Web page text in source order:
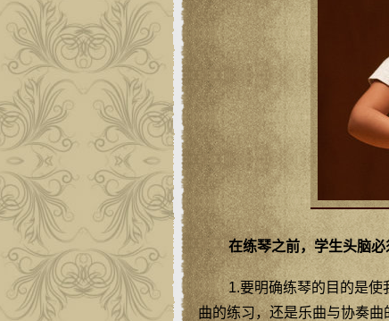
在练琴之前，学生头脑
1.要明确练琴的目的是
曲的练习，还是乐曲与协奏曲